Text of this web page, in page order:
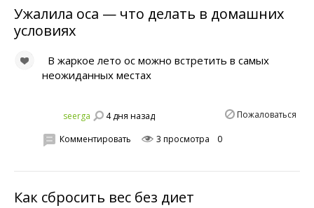
Ужалила оса — что делать в домашних
условиях
В жаркое лето ос можно встретить в самых
неожиданных местах
seerga 4 дня назад Пожаловаться
Комментировать 3 просмотра 0
Как сбросить вес без диет